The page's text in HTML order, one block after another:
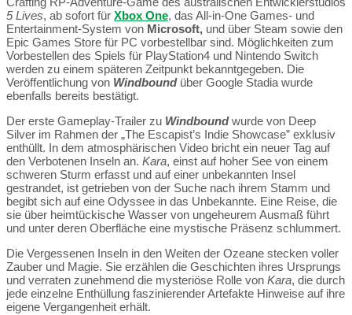
5 Lives, ab sofort für Xbox One, das All-in-One Games- und
Entertainment-System von Microsoft, und über Steam sowie den
Epic Games Store für PC vorbestellbar sind. Möglichkeiten zum
Vorbestellen des Spiels für PlayStation4 und Nintendo Switch
werden zu einem späteren Zeitpunkt bekanntgegeben. Die
Veröffentlichung von Windboundüber Google Stadia wurde
ebenfalls bereits bestätigt.
Der erste Gameplay-Trailer zu Windboundwurde von Deep
Silver im Rahmen der „The Escapist’s Indie Showcase” exklusiv
enthüllt. In dem atmosphärischen Video bricht ein neuer Tag auf
den Verbotenen Inseln an. Kara, einst auf hoher See von einem
schweren Sturm erfasst und auf einer unbekannten Insel
gestrandet, ist getrieben von der Suche nach ihrem Stamm und
begibt sich auf eine Odyssee in das Unbekannte. Eine Reise, die
sie über heimtückische Wasser von ungeheurem Ausmaß führt
und unter deren Oberfläche eine mystische Präsenz schlummert.
Die Vergessenen Inseln in den Weiten der Ozeane stecken voller
Zauber und Magie. Sie erzählen die Geschichten ihres Ursprungs
und verraten zunehmend die mysteriöse Rolle von Kara, die durch
jede einzelne Enthüllung faszinierender Artefakte Hinweise auf ihre
eigene Vergangenheit erhält.